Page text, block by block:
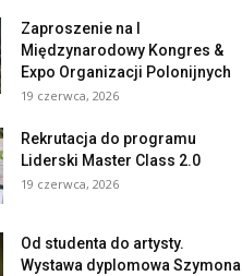
Zaproszenie na I
Międzynarodowy Kongres &
Expo Organizacji Polonijnych
19 czerwca, 2026
Rekrutacja do programu
Liderski Master Class 2.0
19 czerwca, 2026
Od studenta do artysty.
Wystawa dyplomowa Szymona